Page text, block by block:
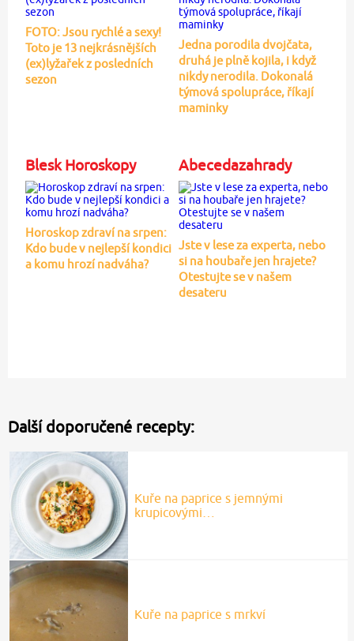
FOTO: Jsou rychlé a sexy!
Toto je 13 nejkrásnějších
(ex)lyžařek z posledních
sezon
Jedna porodila dvojčata,
druhá je plně kojila, i když
nikdy nerodila. Dokonalá
týmová spolupráce, říkají
maminky
Blesk Horoskopy
Horoskop zdraví na srpen:
Kdo bude v nejlepší kondici
a komu hrozí nadváha?
Abecedazahrady
Jste v lese za experta, nebo
si na houbaře jen hrajete?
Otestujte se v našem
desateru
Další doporučené recepty:
Kuře na paprice s jemnými
krupicovými…
Kuře na paprice s mrkví